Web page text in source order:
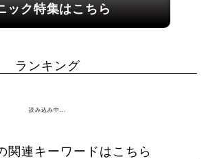
ック特集はこちら
ランキング
読み込み中...
関連キーワードはこちら